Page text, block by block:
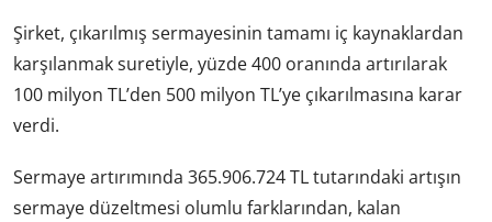
Şirket, çıkarılmış sermayesinin tamamı iç kaynaklardan
karşılanmak suretiyle, yüzde 400 oranında artırılarak
100 milyon TL’den 500 milyon TL’ye çıkarılmasına karar
verdi.
Sermaye artırımında 365.906.724 TL tutarındaki artışın
sermaye düzeltmesi olumlu farklarından, kalan